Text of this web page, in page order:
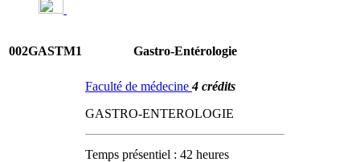
002GASTM1 Gastro-Entérologie
Faculté de médecine4 crédits
GASTRO-ENTEROLOGIE
Temps présentiel : 42 heures